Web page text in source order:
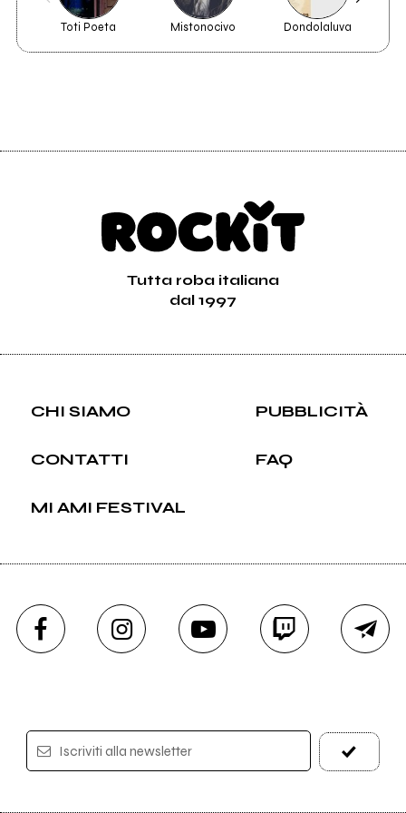
Toti Poeta Mistonocivo Dondolaluva
Tutta roba italiana
dal 1997
CHI SIAMO PUBBLICITÀ
CONTATTI FAQ
MI AMI FESTIVAL
Iscriviti alla newsletter